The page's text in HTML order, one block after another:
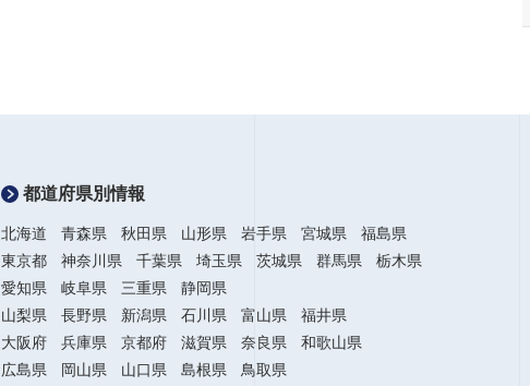
都道府県別情報
北海道 青森県 秋田県 山形県 岩手県 宮城県
福島県
東京都
神奈川県 千葉県 埼玉県 茨城県 群馬県
栃木県
愛知県
岐阜県 三重県
静岡県
山梨県
長野県 新潟県 石川県 富山県
福井県
大阪府
兵庫県 京都府 滋賀県 奈良県
和歌山県
広島県
岡山県 山口県 島根県 鳥取県